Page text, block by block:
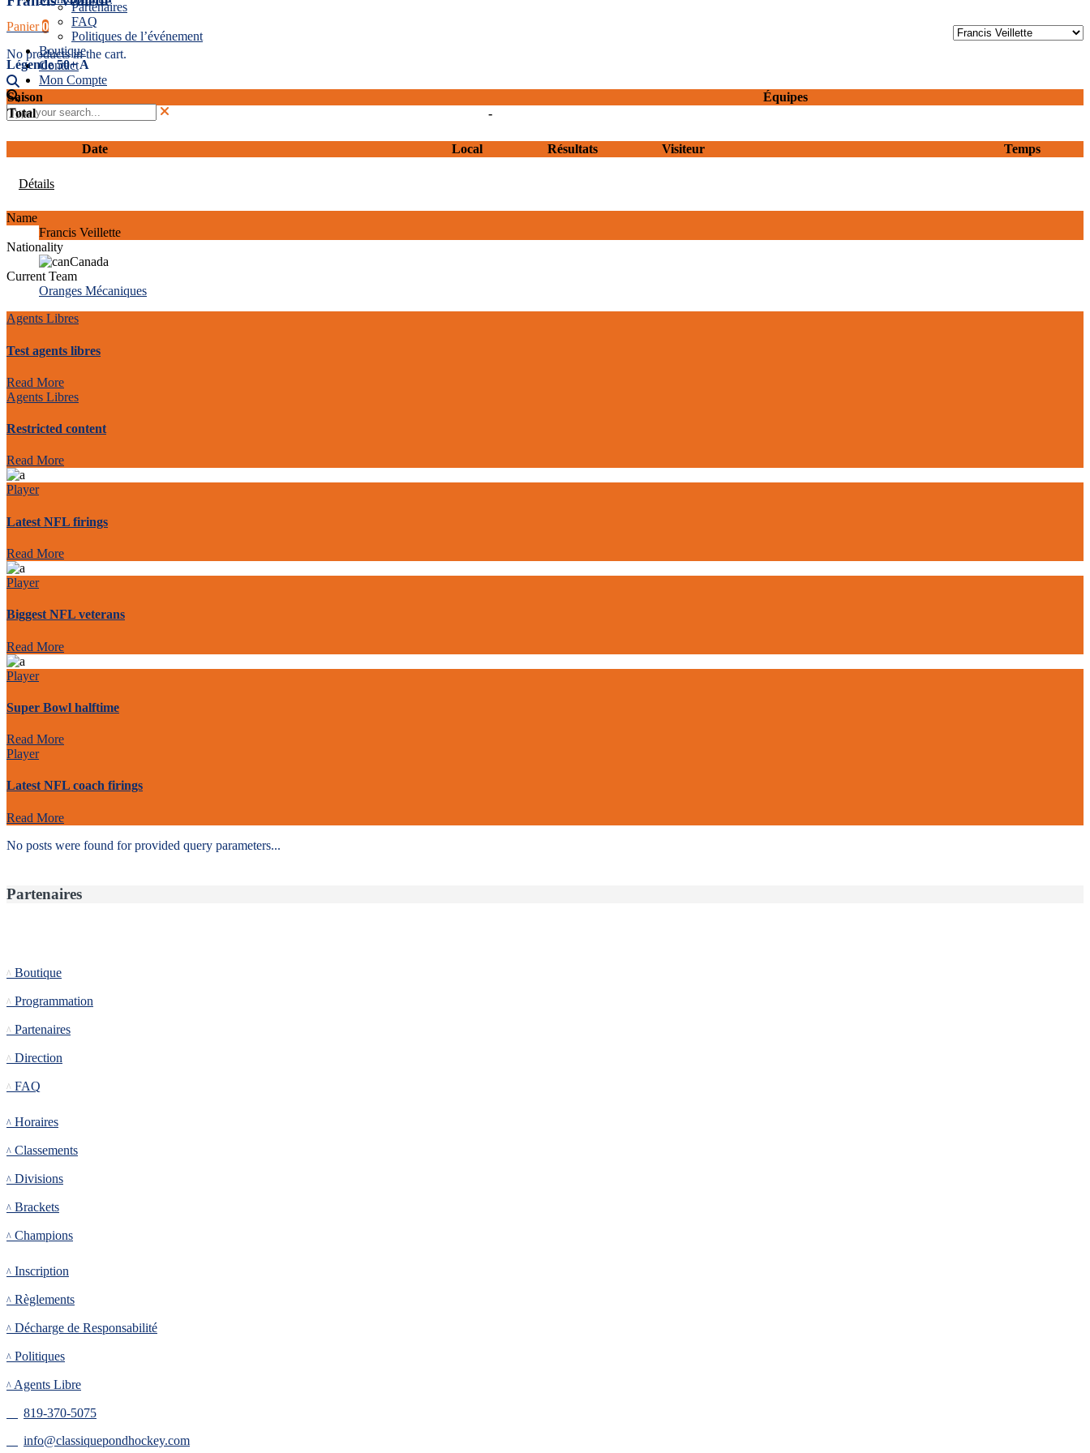
Panier 0
No products in the cart.
Partenaires
FAQ
Politiques de l’événement
Boutique
Contact
Mon Compte
Légende 50+ A
Saison
Équipes
Total
-
Date Local Résultats Visiteur Temps
Détails
Name
Francis Veillette
Nationality
Canada
Current Team
Oranges Mécaniques
Agents Libres
Test agents libres
Read More
Agents Libres
Restricted content
Read More
Player
Latest NFL firings
Read More
Player
Biggest NFL veterans
Read More
Player
Super Bowl halftime
Read More
Player
Latest NFL coach firings
Read More
No posts were found for provided query parameters...
Partenaires
Boutique
Programmation
Partenaires
Direction
FAQ
Horaires
Classements
Divisions
Brackets
Champions
Inscription
Règlements
Décharge de Responsabilité
Politiques
Agents Libre
819-370-5075
info@classiquepondhockey.com